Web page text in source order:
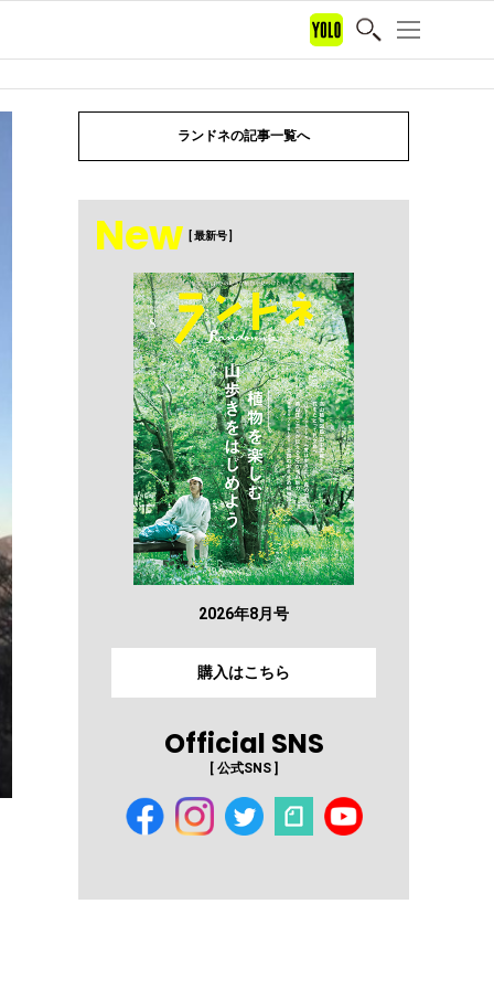
ランドネの記事一覧へ
New [ 最新号 ]
2026年8月号
購入はこちら
Official SNS
[ 公式SNS ]